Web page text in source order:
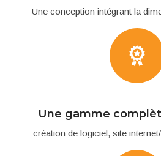
Une conception intégrant la
Une gamme
création de logiciel, site